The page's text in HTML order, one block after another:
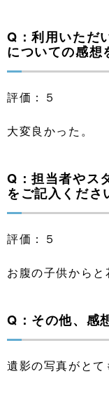
Q：利用いただ
についての感想
評価：５
大変良かった。
Q：担当者やス
をご記入くださ
評価：５
お腹の子供からと
Q：その他、感
遺影の写真がとて